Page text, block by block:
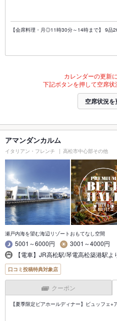
【会席料理・月◎11時30分～14時まで】 9品
カレンダーの更新
下記ボタンを押して空席状
空席状況を
アマンダンカルム
イタリアン・フレンチ 高松市中心部その他
瀬戸内海を望む海辺リゾートおもてなし空間
5001～6000円
3001～4000円
【電車】JR高松駅/琴電高松築港駅よ
口コミ投稿特典対象店
クーポン
【夏季限定ビアホールディナー】ビュッフェ